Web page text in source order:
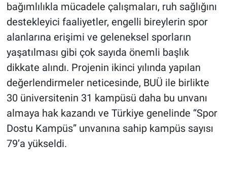
bağımlılıkla mücadele çalışmaları, ruh sağlığını
destekleyici faaliyetler, engelli bireylerin spor
alanlarına erişimi ve geleneksel sporların
yaşatılması gibi çok sayıda önemli başlık
dikkate alındı. Projenin ikinci yılında yapılan
değerlendirmeler neticesinde, BUÜ ile birlikte
30 üniversitenin 31 kampüsü daha bu unvanı
almaya hak kazandı ve Türkiye genelinde “Spor
Dostu Kampüs” unvanına sahip kampüs sayısı
79’a yükseldi.